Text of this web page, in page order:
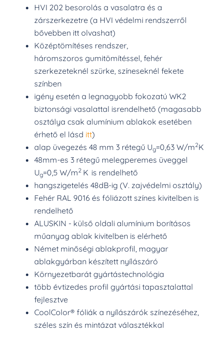
HVI 202 besorolás a vasalatra és a
zárszerkezetre (a HVI védelmi rendszerről
bővebben itt olvashat)
Középtömítéses rendszer,
háromszoros gumitömítéssel, fehér
szerkezeteknél szürke, színeseknél fekete
színben
igény esetén a legnagyobb fokozatú WK2
biztonsági vasalattal isrendelhető (magasabb
osztálya csak alumínium ablakok esetében
érhető el lásd itt)
alap üvegezés 48 mm 3 rétegű Ug=0,63 W/m2K
48mm-es 3 rétegű melegperemes üveggel
Ug=0,5 W/m2 K is rendelhető
hangszigetelés 48dB-ig (V. zajvédelmi osztály)
Fehér RAL 9016 és fóliázott színes kivitelben is
rendelhető
ALUSKIN - külső oldali alumínium borításos
műanyag ablak kivitelben is elérhető
Német minőségi ablakprofil, magyar
ablakgyárban készített nyílászáró
Környezetbarát gyártástechnológia
több évtizedes profil gyártási tapasztalattal
fejlesztve
CoolColor® fóliák a nyílászárók színezéséhez,
széles szín és mintázat választékkal